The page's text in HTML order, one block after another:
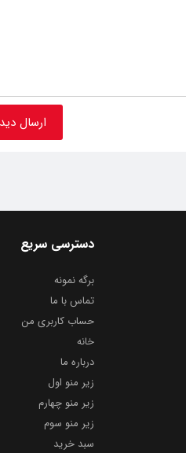
دسترسی سریع
برگه نمونه
تماس با ما
حساب کاربری من
خانه
درباره ما
زیر منو اول
زیر منو چهارم
زیر منو سوم
سبد خرید